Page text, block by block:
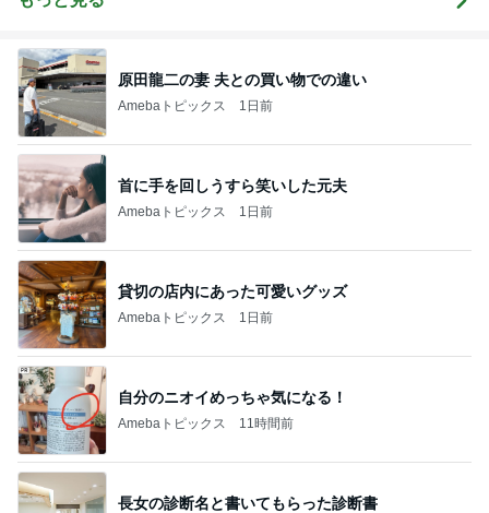
原田龍二の妻 夫との買い物での違い
Amebaトピックス 1日前
首に手を回しうすら笑いした元夫
Amebaトピックス 1日前
貸切の店内にあった可愛いグッズ
Amebaトピックス 1日前
自分のニオイめっちゃ気になる！
Amebaトピックス 11時間前
長女の診断名と書いてもらった診断書